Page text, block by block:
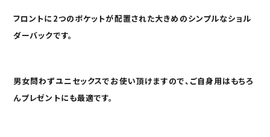
フロントに2つのポケットが配置された大きめのシンプルなショル
ダーバックです。
男女問わずユニセックスでお使い頂けますので、ご自身用はもちろ
んプレゼントにも最適です。